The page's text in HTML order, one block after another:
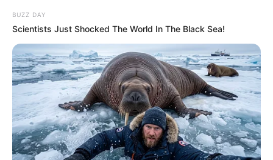
BUZZ DAY
Scientists Just Shocked The World In The Black Sea!